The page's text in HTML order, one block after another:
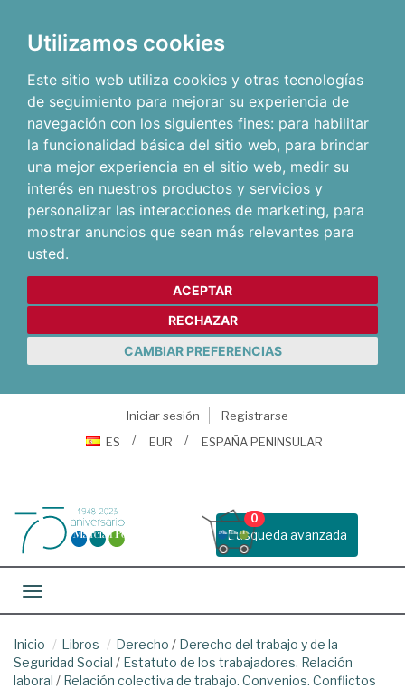
Utilizamos cookies
Este sitio web utiliza cookies y otras tecnologías
de seguimiento para mejorar su experiencia de
navegación con los siguientes fines: para habilitar
la funcionalidad básica del sitio web, para brindar
una mejor experiencia en el sitio web, medir su
interés en nuestros productos y servicios y
personalizar las interacciones de marketing, para
mostrar anuncios que sean más relevantes para
usted.
ACEPTAR
RECHAZAR
CAMBIAR PREFERENCIAS
Iniciar sesión
Registrarse
ES
EUR ESPAÑA PENINSULAR
Busqueda avanzada
0
Toggle navigation
Inicio Libros Derecho / Derecho del trabajo y de la
Seguridad Social / Estatuto de los trabajadores. Relación
laboral / Relación colectiva de trabajo. Convenios. Conflictos